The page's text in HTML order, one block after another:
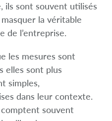
ils sont souvent utilisés
la véritable
de l’entreprise.
les mesures sont
elles sont plus
simples,
dans leur contexte.
souvent